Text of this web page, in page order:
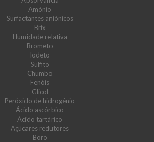
Amónio
Surfactantes aniónicos
Brix
Humidade relativa
Brometo
Iodeto
Sulfito
Chumbo
Fenóis
Glicol
Peróxido de hidrogénio
Ácido ascórbico
Ácido tartárico
Açúcares redutores
Boro